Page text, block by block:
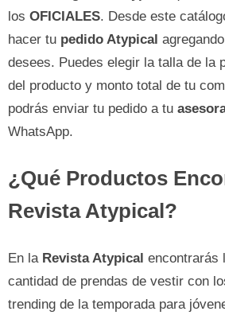
los OFICIALES. Desde este
hacer tu pedido Atypical
desees. Puedes elegir la talla de la
del producto y monto total de tu
podrás enviar tu pedido a tu
WhatsApp.
¿Qué Productos
Revista Atypical?
En la Revista Atypical encontrarás
cantidad de prendas de vestir con
trending de la temporada para